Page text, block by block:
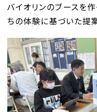
バイオリンのブースを作
ちの体験に基づいた提